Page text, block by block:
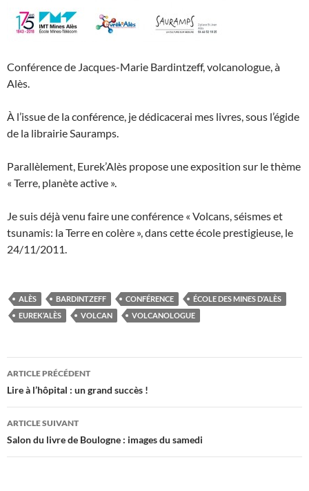
Conférence de Jacques-Marie Bardintzeff, volcanologue, à
Alès.
À l’issue de la conférence, je dédicacerai mes livres, sous l’égide
de la librairie Sauramps.
Parallèlement, Eurek’Alès propose une exposition sur le thème
« Terre, planète active ».
Je suis déjà venu faire une conférence « Volcans, séismes et
tsunamis: la Terre en colère », dans cette école prestigieuse, le
24/11/2011.
ALÈS BARDINTZEFF CONFÉRENCE
ÉCOLE DES MINES D’ALÈS
EUREK’ALÈS
VOLCAN VOLCANOLOGUE
Navigation
des
articles
ARTICLE PRÉCÉDENT
Lire à l’hôpital : un grand succès !
ARTICLE SUIVANT
Salon du livre de Boulogne : images du samedi